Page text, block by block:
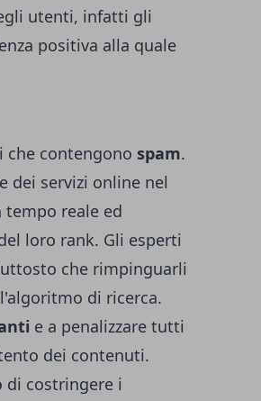
utenti, infatti gli
positiva alla quale
che contengono spam.
dei servizi online nel
reale ed
loro rank. Gli esperti
che rimpinguarli
di ricerca.
e a penalizzare tutti
dei contenuti.
di costringere i